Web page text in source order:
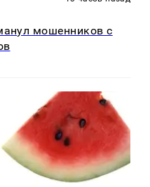
мошенников с